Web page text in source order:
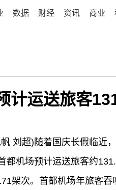
数据 财经 资讯 商业
计运送旅客
刘超)随着国庆长假临近
都机场预计运送旅客约
架次。首都机场年旅客